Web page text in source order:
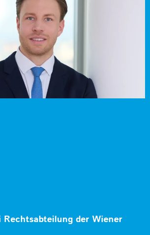
Rechtsabteilung der Wiener